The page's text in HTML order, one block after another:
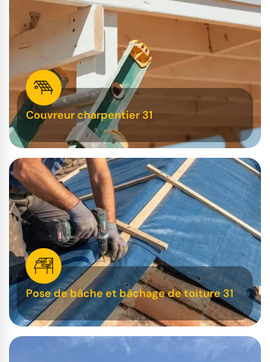
Couvreur charpentier 31
Pose de bâche et bâchage de toiture 31